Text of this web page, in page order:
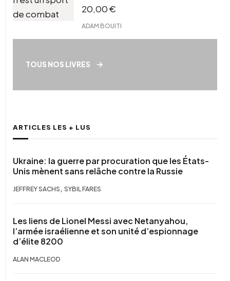
20,00€
ADAM BOUITI
TOUS NOS LIVRES
ARTICLES LES + LUS
Ukraine: la guerre par procuration que les États-
Unis mènent sans relâche contre la Russie
JEFFREY SACHS , SYBIL FARES
Les liens de Lionel Messi avec Netanyahou,
l’armée israélienne et son unité d’espionnage
d’élite 8200
ALAN MACLEOD